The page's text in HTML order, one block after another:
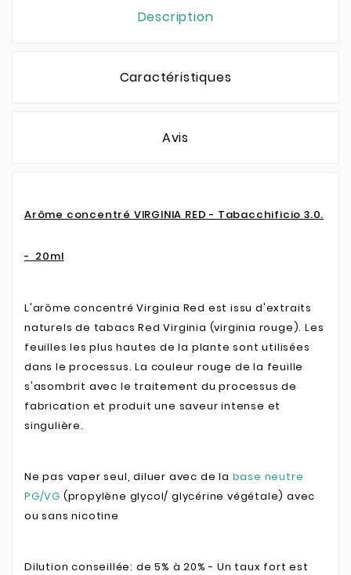
Description
Caractéristiques
Avis
Arôme concentré VIRGINIA RED - Tabacchificio 3.0.
- 20ml
L'arôme concentré Virginia Red est issu d'extraits
naturels de tabacs Red Virginia (virginia rouge). Les
feuilles les plus hautes de la plante sont utilisées
dans le processus. La couleur rouge de la feuille
s'asombrit avec le traitement du processus de
fabrication et produit une saveur intense et
singulière.
Ne pas vaper seul, diluer avec de la base neutre
PG/VG (propylène glycol/ glycérine végétale) avec
ou sans nicotine
Dilution conseillée: de 5% à 20% - Un taux fort est